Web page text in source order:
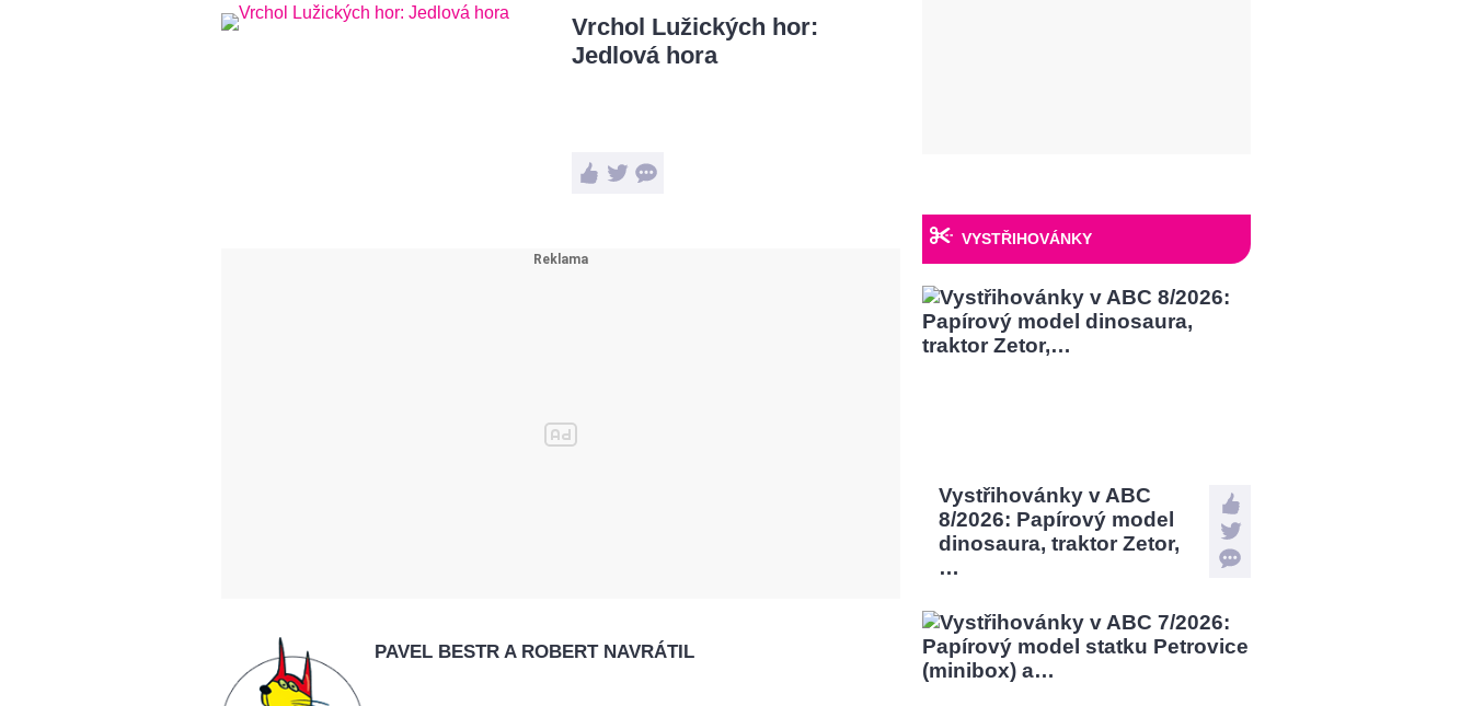
Vrchol Lužických hor:
Jedlová hora
PAVEL BESTR A ROBERT NAVRÁTIL
VYSTŘIHOVÁNKY
Vystřihovánky v ABC
8/2026: Papírový model
dinosaura, traktor Zetor,
…